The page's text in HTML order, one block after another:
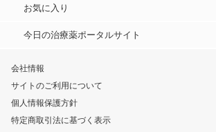
お気に入り
今日の治療薬ポータルサイト
会社情報
サイトのご利用について
個人情報保護方針
特定商取引法に基づく表示